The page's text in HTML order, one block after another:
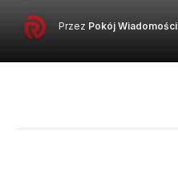
Przez Pokój Wiadomości